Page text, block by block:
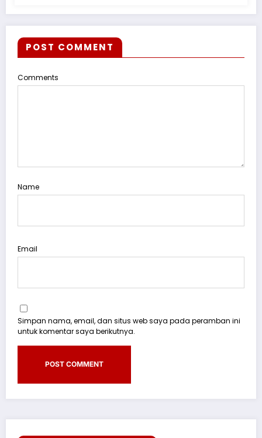
POST COMMENT
Comments
Name
Email
Simpan nama, email, dan situs web saya pada peramban ini
untuk komentar saya berikutnya.